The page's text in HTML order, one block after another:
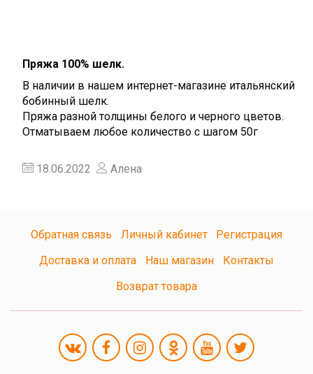
Пряжа 100% шелк.
В наличии в нашем интернет-магазине итальянский
бобинный шелк.
Пряжа разной толщины белого и черного цветов.
Отматываем любое количество с шагом 50г
18.06.2022 Алена
Обратная связь Личный кабинет
Регистрация
Доставка и оплата
Наш магазин
Контакты
Возврат товара